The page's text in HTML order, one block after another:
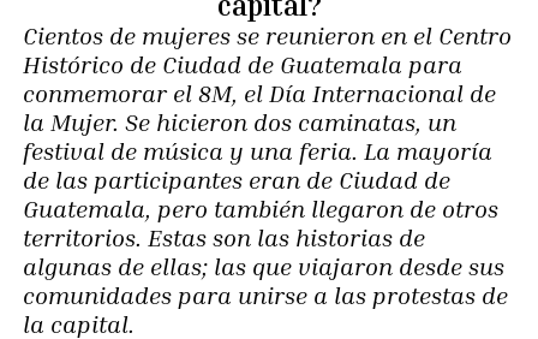
Cientos de mujeres se reunieron en el Centro
Histórico de Ciudad de Guatemala para
conmemorar el 8M, el Día Internacional de
la Mujer. Se hicieron dos caminatas, un
festival de música y una feria. La mayoría
de las participantes eran de Ciudad de
Guatemala, pero también llegaron de otros
territorios. Estas son las historias de
algunas de ellas; las que viajaron desde sus
comunidades para unirse a las protestas de
la capital.